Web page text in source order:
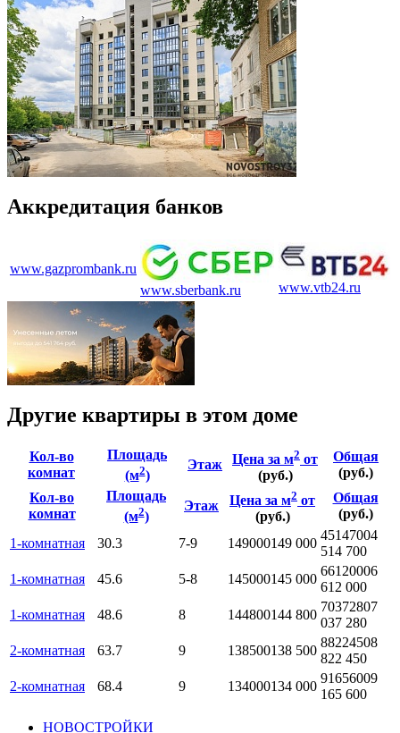
Аккредитация банков
www.gazprombank.ru
www.sberbank.ru
www.vtb24.ru
Другие квартиры в этом доме
Кол-во
комнат
Площадь
(м2)
Этаж Цена за м2 от
(руб.)
Общая
(руб.)
Кол-во
комнат
Площадь
(м2)
Этаж Цена за м2 от
(руб.)
Общая
(руб.)
1-комнатная
30.3 7-9 149000149 000
45147004
514 700
1-комнатная
45.6 5-8 145000145 000
66120006
612 000
1-комнатная
48.6 8 144800144 800
70372807
037 280
2-комнатная
63.7 9 138500138 500
88224508
822 450
2-комнатная
68.4 9 134000134 000
91656009
165 600
НОВОСТРОЙКИ